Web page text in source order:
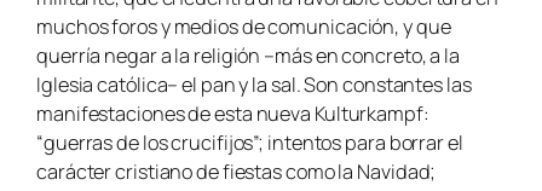
muchos foros y medios de comunicación, y que
querría negar a la religión –más en concreto, a la
Iglesia católica– el pan y la sal. Son constantes las
manifestaciones de esta nueva Kulturkampf:
“guerras de los crucifijos”; intentos para borrar el
carácter cristiano de fiestas como la Navidad;